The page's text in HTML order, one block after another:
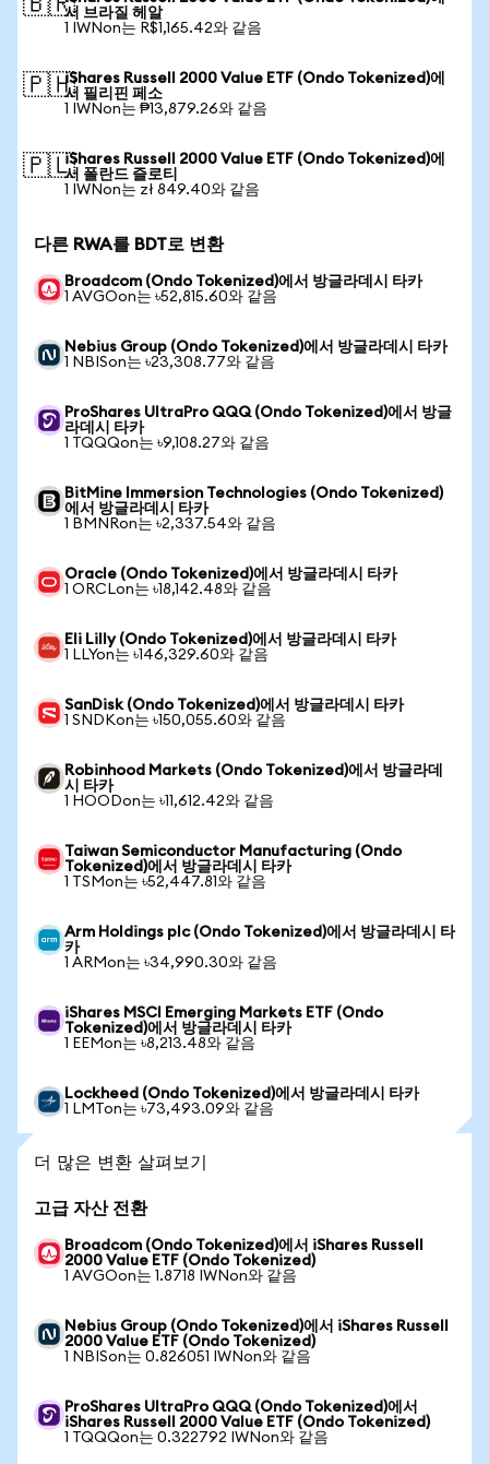
🇧🇷서 브라질 헤알
1 IWNon는 R$1,165.42와 같음
🇵🇭iShares Russell 2000 Value ETF (Ondo Tokenized)에
서 필리핀 페소
1 IWNon는 ₱13,879.26와 같음
🇵🇱iShares Russell 2000 Value ETF (Ondo Tokenized)에
서 폴란드 즐로티
1 IWNon는 zł 849.40와 같음
다른 RWA를 BDT로 변환
Broadcom (Ondo Tokenized)에서 방글라데시 타카
1 AVGOon는 ৳52,815.60와 같음
Nebius Group (Ondo Tokenized)에서 방글라데시 타카
1 NBISon는 ৳23,308.77와 같음
ProShares UltraPro QQQ (Ondo Tokenized)에서 방글
라데시 타카
1 TQQQon는 ৳9,108.27와 같음
BitMine Immersion Technologies (Ondo Tokenized)
에서 방글라데시 타카
1 BMNRon는 ৳2,337.54와 같음
Oracle (Ondo Tokenized)에서 방글라데시 타카
1 ORCLon는 ৳18,142.48와 같음
Eli Lilly (Ondo Tokenized)에서 방글라데시 타카
1 LLYon는 ৳146,329.60와 같음
SanDisk (Ondo Tokenized)에서 방글라데시 타카
1 SNDKon는 ৳150,055.60와 같음
Robinhood Markets (Ondo Tokenized)에서 방글라데
시 타카
1 HOODon는 ৳11,612.42와 같음
Taiwan Semiconductor Manufacturing (Ondo
Tokenized)에서 방글라데시 타카
1 TSMon는 ৳52,447.81와 같음
Arm Holdings plc (Ondo Tokenized)에서 방글라데시 타
카
1 ARMon는 ৳34,990.30와 같음
iShares MSCI Emerging Markets ETF (Ondo
Tokenized)에서 방글라데시 타카
1 EEMon는 ৳8,213.48와 같음
Lockheed (Ondo Tokenized)에서 방글라데시 타카
1 LMTon는 ৳73,493.09와 같음
더 많은 변환 살펴보기
고급 자산 전환
Broadcom (Ondo Tokenized)에서 iShares Russell
2000 Value ETF (Ondo Tokenized)
1 AVGOon는 1.8718 IWNon와 같음
Nebius Group (Ondo Tokenized)에서 iShares Russell
2000 Value ETF (Ondo Tokenized)
1 NBISon는 0.826051 IWNon와 같음
ProShares UltraPro QQQ (Ondo Tokenized)에서
iShares Russell 2000 Value ETF (Ondo Tokenized)
1 TQQQon는 0.322792 IWNon와 같음